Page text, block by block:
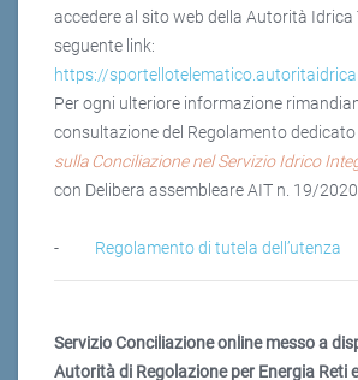
accedere al sito web della Autorità Idrica
seguente link:
https://
Per ogni ulteriore informazione
consultazione del Regolamento dedicato
sulla Conciliazione nel Servizio Idrico
con Delibera assembleare AIT n. 19/
- Regolamento di tutela dell’utenza
Servizio Conciliazione online messo a
Autorità di Regolazione per Energia Reti